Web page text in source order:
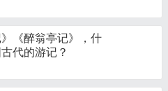
》《醉翁亭记》，什
代的游记？